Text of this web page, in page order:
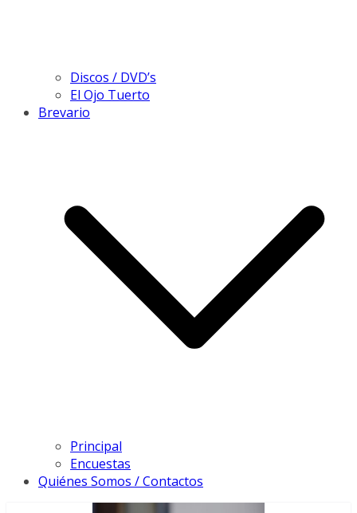
Discos / DVD’s
El Ojo Tuerto
Brevario
Principal
Encuestas
Quiénes Somos / Contactos